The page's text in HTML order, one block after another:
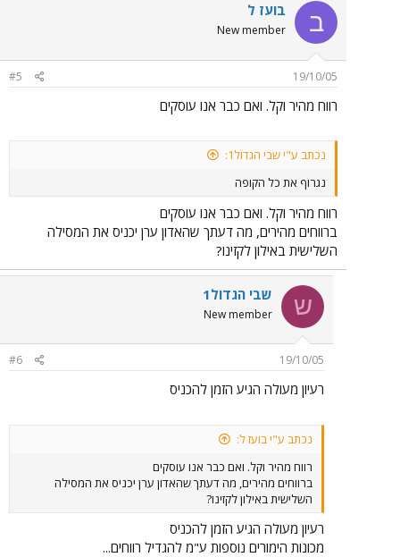
ב בועז ל
New member
19/10/05
#5
רווח מהיר וקל. ואם כבר אנו עוסקים
נכתב ע"י שבי הגדול1:
נגרוף את כל הקופה
רווח מהיר וקל. ואם כבר אנו עוסקים
ברווחים מהירים, מה דעתך שהאדון ערן יכניס את המסילה
השלישית באילון לקזינו?
ש שבי הגדול1
New member
19/10/05
#6
רעיון מעולה הגיע הזמן להכניס
נכתב ע"י בועז ל:
רווח מהיר וקל. ואם כבר אנו עוסקים
ברווחים מהירים, מה דעתך שהאדון ערן יכניס את המסילה
השלישית באילון לקזינו?
רעיון מעולה הגיע הזמן להכניס
מכונות הימורים נוספות ע"מ להגדיל רווחים...